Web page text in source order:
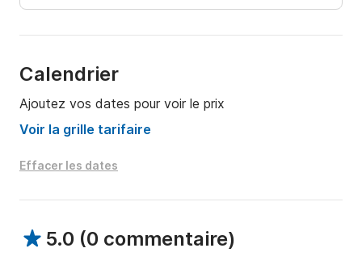
Calendrier
Ajoutez vos dates pour voir le prix
Voir la grille tarifaire
Effacer les dates
5.0 (0 commentaire)